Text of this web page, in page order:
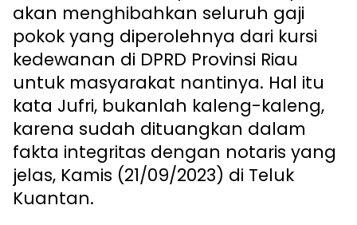
akan menghibahkan seluruh gaji
pokok yang diperolehnya dari kursi
kedewanan di DPRD Provinsi Riau
untuk masyarakat nantinya. Hal itu
kata Jufri, bukanlah kaleng-kaleng,
karena sudah dituangkan dalam
fakta integritas dengan notaris yang
jelas, Kamis (21/09/2023) di Teluk
Kuantan.